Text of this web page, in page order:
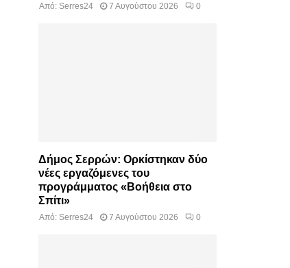
Από: Serres24 7 Αυγούστου 2026 0
Δήμος Σερρών: Ορκίστηκαν δύο
νέες εργαζόμενες του
προγράμματος «Βοήθεια στο
Σπίτι»
Από: Serres24 7 Αυγούστου 2026 0